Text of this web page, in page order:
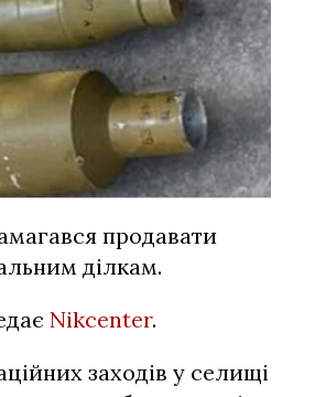
продавати
ділкам.
Nikcenter.
заходів у селищі